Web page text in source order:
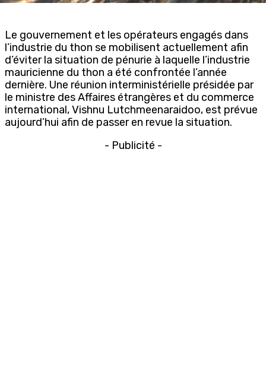
Le gouvernement et les opérateurs engagés dans
l’industrie du thon se mobilisent actuellement afin
d’éviter la situation de pénurie à laquelle l’industrie
mauricienne du thon a été confrontée l’année
dernière. Une réunion interministérielle présidée par
le ministre des Affaires étrangères et du commerce
international, Vishnu Lutchmeenaraidoo, est prévue
aujourd’hui afin de passer en revue la situation.
- Publicité -